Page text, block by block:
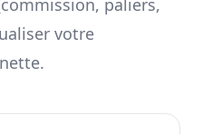
paliers,
votre